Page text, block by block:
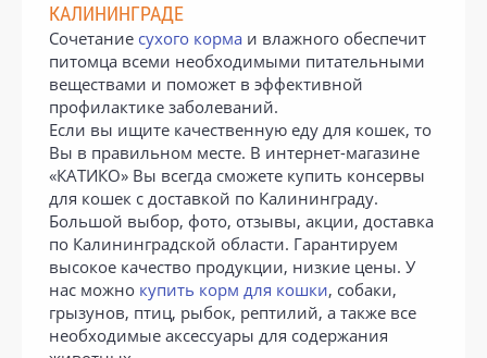
КАЛИНИНГРАДЕ
Сочетание сухого корма и влажного обеспечит
питомца всеми необходимыми питательными
веществами и поможет в эффективной
профилактике заболеваний.
Если вы ищите качественную еду для кошек, то
Вы в правильном месте. В интернет-магазине
«КАТИКО» Вы всегда сможете купить консервы
для кошек с доставкой по Калининграду.
Большой выбор, фото, отзывы, акции, доставка
по Калининградской области. Гарантируем
высокое качество продукции, низкие цены. У
нас можно купить корм для кошки, собаки,
грызунов, птиц, рыбок, рептилий, а также все
необходимые аксессуары для содержания